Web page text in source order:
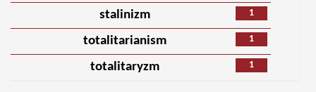
1
stalinizm
1
totalitarianism
1
totalitaryzm